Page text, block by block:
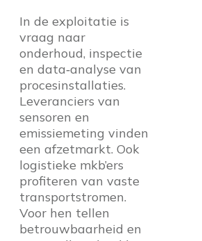
In de exploitatie is
vraag naar
onderhoud, inspectie
en data‑analyse van
procesinstallaties.
Leveranciers van
sensoren en
emissiemeting vinden
een afzetmarkt. Ook
logistieke mkb’ers
profiteren van vaste
transportstromen.
Voor hen tellen
betrouwbaarheid en